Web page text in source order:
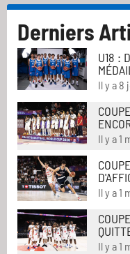
Derniers
U18 :
Il y a 8
Il y a 1
Il y a 1
Il y a 1